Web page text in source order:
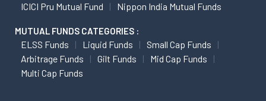
ICICI Pru Mutual Fund
Nippon India Mutual Funds
MUTUAL FUNDS CATEGORIES :
ELSS Funds Liquid Funds
Small Cap Funds
Arbitrage Funds
Gilt Funds
Mid Cap Funds
Multi Cap Funds